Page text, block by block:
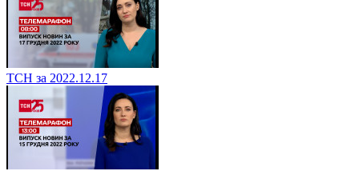
ТСН за 2022.12.17